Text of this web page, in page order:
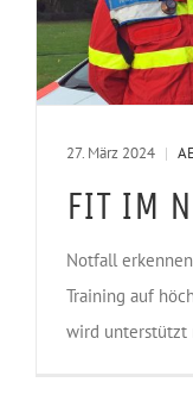
27. März 2024 |
FIT IM
Notfall
Training auf
wird unterstützt